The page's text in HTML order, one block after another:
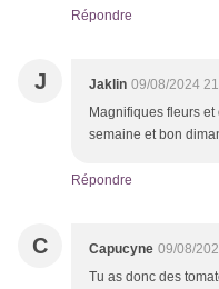
Répondre
J Jaklin 09/08/2024
Magnifiques fleurs
semaine et bon
Répondre
C Capucyne 09/08/
Tu as donc des